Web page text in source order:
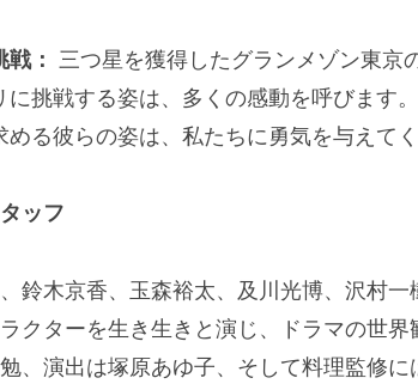
：
三つ星を獲得したグランメゾン東京
挑戦する姿は、多くの感動を呼びます
る彼らの姿は、私たちに勇気を与えてく
ッフ
鈴木京香、玉森裕太、及川光博、沢村一
クターを生き生きと演じ、ドラマの世界
、演出は塚原あゆ子、そして料理監修